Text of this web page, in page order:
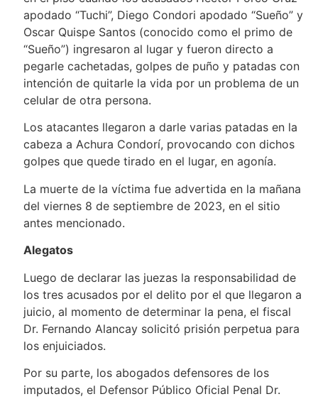
apodado “Tuchi”, Diego Condori apodado “Sueño” y
Oscar Quispe Santos (conocido como el primo de
“Sueño”) ingresaron al lugar y fueron directo a
pegarle cachetadas, golpes de puño y patadas con
intención de quitarle la vida por un problema de un
celular de otra persona.
Los atacantes llegaron a darle varias patadas en la
cabeza a Achura Condorí, provocando con dichos
golpes que quede tirado en el lugar, en agonía.
La muerte de la víctima fue advertida en la mañana
del viernes 8 de septiembre de 2023, en el sitio
antes mencionado.
Alegatos
Luego de declarar las juezas la responsabilidad de
los tres acusados por el delito por el que llegaron a
juicio, al momento de determinar la pena, el fiscal
Dr. Fernando Alancay solicitó prisión perpetua para
los enjuiciados.
Por su parte, los abogados defensores de los
imputados, el Defensor Público Oficial Penal Dr.